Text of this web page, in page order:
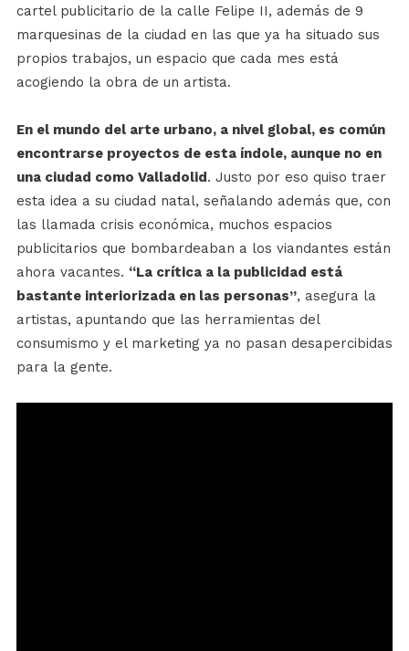
cartel publicitario de la calle Felipe II, además de 9
marquesinas de la ciudad en las que ya ha situado sus
propios trabajos, un espacio que cada mes está
acogiendo la obra de un artista.
En el mundo del arte urbano, a nivel global, es común
encontrarse proyectos de esta índole, aunque no en
una ciudad como Valladolid. Justo por eso quiso traer
esta idea a su ciudad natal, señalando además que, con
las llamada crisis económica, muchos espacios
publicitarios que bombardeaban a los viandantes están
ahora vacantes. “La crítica a la publicidad está
bastante interiorizada en las personas”, asegura la
artistas, apuntando que las herramientas del
consumismo y el marketing ya no pasan desapercibidas
para la gente.